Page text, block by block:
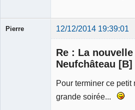
Pierre 12/12/2014 19:39:01
Re : La
Neufchâteau [B]
Pour terminer ce petit
grande soirée...